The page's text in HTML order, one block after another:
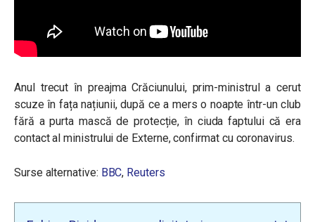
Anul trecut în preajma Crăciunului, prim-ministrul a cerut
scuze în fața națiunii, după ce a mers o noapte într-un club
fără a purta mască de protecție, în ciuda faptului că era
contact al ministrului de Externe, confirmat cu coronavirus.
Surse alternative: BBC, Reuters